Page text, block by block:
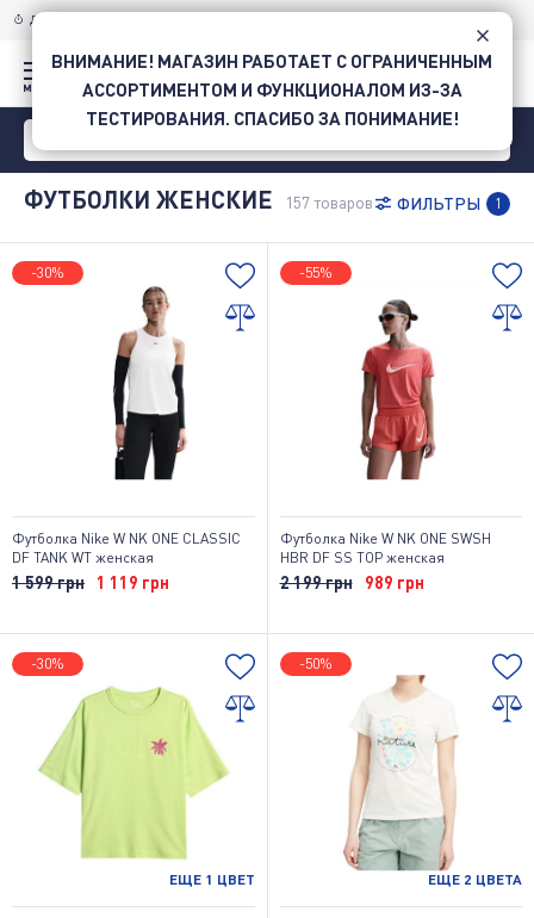
ДОСТАВКА ПО УКРАИНЕ
ФУТБОЛКИ ЖЕНСКИЕ 157товаров ФИЛЬТРЫ 1
-30%
Футболка Nike W NK ONE CLASSIC
DF TANK WT женская
1 599 грн 1 119 грн
-55%
Футболка Nike W NK ONE SWSH
HBR DF SS TOP женская
2 199 грн 989 грн
-30%
ЕЩЕ 1 ЦВЕТ
-50%
ЕЩЕ 2 ЦВЕТА
ВНИМАНИЕ! МАГАЗИН РАБОТАЕТ С ОГРАНИЧЕННЫМ
АССОРТИМЕНТОМ И ФУНКЦИОНАЛОМ ИЗ-ЗА
ТЕСТИРОВАНИЯ. СПАСИБО ЗА ПОНИМАНИЕ!